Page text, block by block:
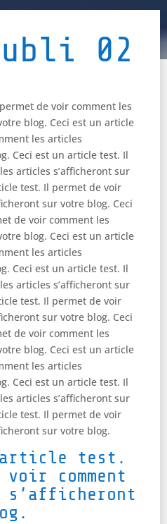
02
de voir comment les
blog. Ceci est un article
les articles
Ceci est un article test. Il
articles s’afficheront sur
test. Il permet de voir
sur votre blog. Ceci
de voir comment les
blog. Ceci est un article
les articles
Ceci est un article test. Il
articles s’afficheront sur
test. Il permet de voir
sur votre blog. Ceci
de voir comment les
blog. Ceci est un article
les articles
Ceci est un article test. Il
articles s’afficheront sur
test. Il permet de voir
sur votre blog.
article test.
comment